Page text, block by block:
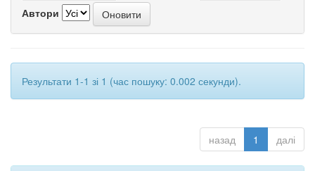
Автори
Результати 1-1 зі 1 (час пошуку: 0.002 секунди).
назад 1 далі